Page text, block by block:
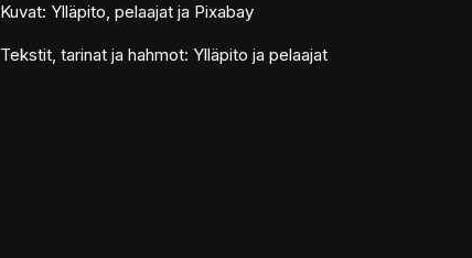
Kuvat: Ylläpito, pelaajat ja Pixabay
Tekstit, tarinat ja hahmot: Ylläpito ja pelaajat